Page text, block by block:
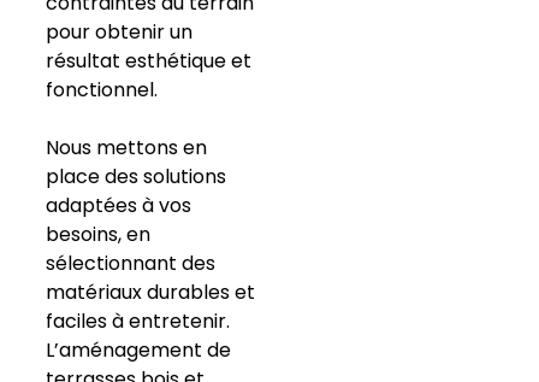
pour obtenir un
résultat esthétique et
fonctionnel.
Nous mettons en
place des solutions
adaptées à vos
besoins, en
sélectionnant des
matériaux durables et
faciles à entretenir.
L’aménagement de